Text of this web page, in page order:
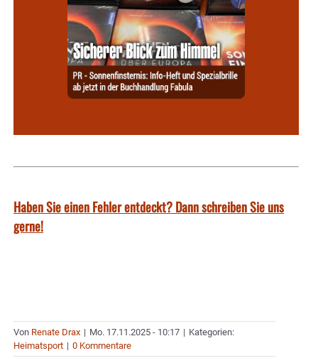
Haben Sie einen Fehler entdeckt? Dann schreiben Sie uns
gerne!
Von Renate Drax | Mo. 17.11.2025 - 10:17 | Kategorien:
Heimatsport | 0 Kommentare